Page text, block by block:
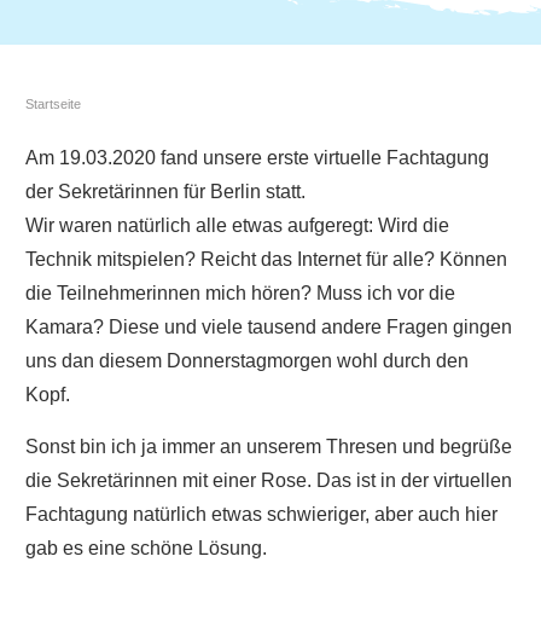
Startseite
Am 19.03.2020 fand unsere erste virtuelle Fachtagung
der Sekretärinnen für Berlin statt.
Wir waren natürlich alle etwas aufgeregt: Wird die
Technik mitspielen? Reicht das Internet für alle? Können
die Teilnehmerinnen mich hören? Muss ich vor die
Kamara? Diese und viele tausend andere Fragen gingen
uns dan diesem Donnerstagmorgen wohl durch den
Kopf.
Sonst bin ich ja immer an unserem Thresen und begrüße
die Sekretärinnen mit einer Rose. Das ist in der virtuellen
Fachtagung natürlich etwas schwieriger, aber auch hier
gab es eine schöne Lösung.